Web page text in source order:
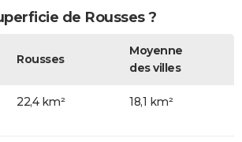
de Rousses ?
Rousses
Moyenne
des villes
22,4 km² 18,1 km²